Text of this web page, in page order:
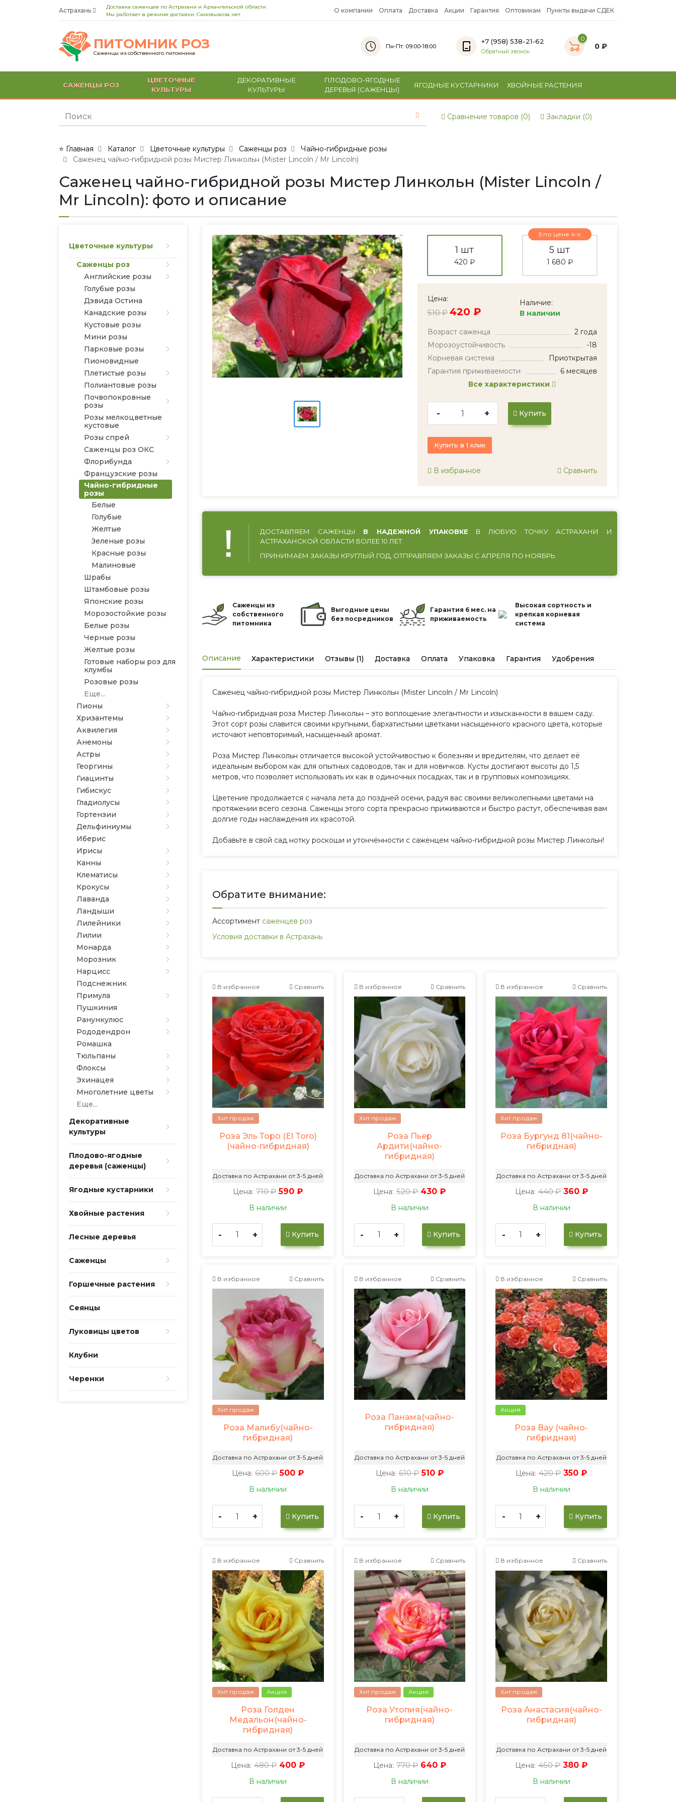
Астрахань
Доставка саженцев по Астрахани и Архангельской области
Мы работает в режиме доставки. Самовывоза нет.
О компании Оплата Доставка Акции Гарантия Оптовикам Пункты выдачи СДЕК
ПИТОМНИК РОЗ
Саженцы из собственного питомника
Пн-Пт: 09:00-18:00
+7 (958) 538-21-62
Обратный звонок
0
0 ₽
САЖЕНЦЫ РОЗ
ЦВЕТОЧНЫЕ
КУЛЬТУРЫ
ДЕКОРАТИВНЫЕ
КУЛЬТУРЫ
ПЛОДОВО-ЯГОДНЫЕ
ДЕРЕВЬЯ (САЖЕНЦЫ)
ЯГОДНЫЕ КУСТАРНИКИ ХВОЙНЫЕ РАСТЕНИЯ
Сравнение товаров (0) Закладки (0)
⭐ Главная Каталог Цветочные культуры Саженцы роз
Чайно-гибридные розы
Саженец чайно-гибридной розы Мистер Линкольн (Mister Lincoln / Mr Lincoln)
Саженец чайно-гибридной розы Мистер Линкольн (Mister Lincoln /
Mr Lincoln): фото и описание
Цветочные культуры
Саженцы роз
Английские розы
Голубые розы
Дэвида Остина
Канадские розы
Кустовые розы
Мини розы
Парковые розы
Пионовидные
Плетистые розы
Полиантовые розы
Почвопокровные
розы
Розы мелкоцветные
кустовые
Розы спрей
Саженцы роз ОКС
Флорибунда
Французские розы
Чайно-гибридные
розы
Белые
Голубые
Желтые
Зеленые розы
Красные розы
Малиновые
Шрабы
Штамбовые розы
Японские розы
Морозостойкие розы
Белые розы
Черные розы
Желтые розы
Готовые наборы роз для
клумбы
Розовые розы
Еще...
Пионы
Хризантемы
Аквилегия
Анемоны
Астры
Георгины
Гиацинты
Гибискус
Гладиолусы
Гортензии
Дельфиниумы
Иберис
Ирисы
Канны
Клематисы
Крокусы
Лаванда
Ландыши
Лилейники
Лилии
Монарда
Морозник
Нарцисс
Подснежник
Примула
Пушкиния
Ранункулюс
Рододендрон
Ромашка
Тюльпаны
Флоксы
Эхинацея
Многолетние цветы
Еще...
Декоративные
культуры
Плодово-ягодные
деревья (саженцы)
Ягодные кустарники
Хвойные растения
Лесные деревья
Саженцы
Горшечные растения
Сеянцы
Луковицы цветов
Клубни
Черенки
1 шт
420 ₽
5 по цене 4-х
5 шт
1 680 ₽
Цена:
510 ₽ 420 ₽
Наличие:
В наличии
Возраст саженца
2 года
Морозоустойчивость
-18
Корневая система
Приоткрытая
Гарантия приживаемости
6 месяцев
Все характеристики
- + Купить
Купить в 1 клик
В избранное Сравнить
ДОСТАВЛЯЕМ САЖЕНЦЫ В НАДЕЖНОЙ УПАКОВКЕ В ЛЮБУЮ ТОЧКУ АСТРАХАНИ И
АСТРАХАНСКОЙ ОБЛАСТИ БОЛЕЕ 10 ЛЕТ.
ПРИНИМАЕМ ЗАКАЗЫ КРУГЛЫЙ ГОД, ОТПРАВЛЯЕМ ЗАКАЗЫ С АПРЕЛЯ ПО НОЯБРЬ
Саженцы из
собственного
питомника
Выгодные цены
без посредников
Гарантия 6 мес. на
приживаемость
Высокая сортность и
крепкая корневая
система
Описание Характеристики Отзывы (1) Доставка Оплата Упаковка Гарантия Удобрения
Саженец чайно-гибридной розы Мистер Линкольн (Mister Lincoln / Mr Lincoln)
Чайно-гибридная роза Мистер Линкольн – это воплощение элегантности и изысканности в вашем саду.
Этот сорт розы славится своими крупными, бархатистыми цветками насыщенного красного цвета, которые
источают неповторимый, насыщенный аромат.
Роза Мистер Линкольн отличается высокой устойчивостью к болезням и вредителям, что делает её
идеальным выбором как для опытных садоводов, так и для новичков. Кусты достигают высоты до 1,5
метров, что позволяет использовать их как в одиночных посадках, так и в групповых композициях.
Цветение продолжается с начала лета до поздней осени, радуя вас своими великолепными цветами на
протяжении всего сезона. Саженцы этого сорта прекрасно приживаются и быстро растут, обеспечивая вам
долгие годы наслаждения их красотой.
Добавьте в свой сад нотку роскоши и утончённости с саженцем чайно-гибридной розы Мистер Линкольн!
Обратите внимание:
Ассортимент саженцев роз
Условия доставки в Астрахань
В избранное Сравнить
Хит продаж
Роза Эль Торо (El Toro)
(чайно-гибридная)
Доставка по Астрахани от 3-5 дней
Цена: 710 ₽ 590 ₽
В наличии
- + Купить
В избранное Сравнить
Хит продаж
Роза Пьер
Ардити(чайно-
гибридная)
Доставка по Астрахани от 3-5 дней
Цена: 520 ₽ 430 ₽
В наличии
- + Купить
В избранное Сравнить
Хит продаж
Роза Бургунд 81(чайно-
гибридная)
Доставка по Астрахани от 3-5 дней
Цена: 440 ₽ 360 ₽
В наличии
- + Купить
В избранное Сравнить
Хит продаж
Роза Малибу(чайно-
гибридная)
Доставка по Астрахани от 3-5 дней
Цена: 600 ₽ 500 ₽
В наличии
- + Купить
В избранное Сравнить
Роза Панама(чайно-
гибридная)
Доставка по Астрахани от 3-5 дней
Цена: 610 ₽ 510 ₽
В наличии
- + Купить
В избранное Сравнить
Акция
Роза Вау (чайно-
гибридная)
Доставка по Астрахани от 3-5 дней
Цена: 420 ₽ 350 ₽
В наличии
- + Купить
В избранное Сравнить
Хит продаж Акция
Роза Голден
Медальон(чайно-
гибридная)
Доставка по Астрахани от 3-5 дней
Цена: 480 ₽ 400 ₽
В наличии
В избранное Сравнить
Хит продаж Акция
Роза Утопия(чайно-
гибридная)
Доставка по Астрахани от 3-5 дней
Цена: 770 ₽ 640 ₽
В наличии
В избранное Сравнить
Хит продаж
Роза Анастасия(чайно-
гибридная)
Доставка по Астрахани от 3-5 дней
Цена: 450 ₽ 380 ₽
В наличии